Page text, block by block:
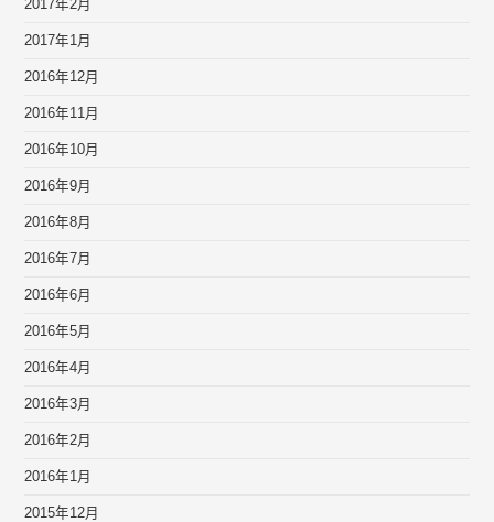
2017年2月
2017年1月
2016年12月
2016年11月
2016年10月
2016年9月
2016年8月
2016年7月
2016年6月
2016年5月
2016年4月
2016年3月
2016年2月
2016年1月
2015年12月